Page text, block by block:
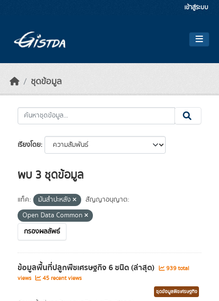
เข้าสู่ระบบ
ชุดข้อมูล
เรียงโดย
พบ 3 ชุดข้อมูล
แท็ค: มันสำปะหลัง
สัญญาอนุญาต:
Open Data Common
กรองผลลัพธ์
ข้อมูลพื้นที่ปลูกพืชเศรษฐกิจ 6 ชนิด (ล่าสุด)
939 total
views
45 recent views
ชุดข้อมูลพืชเศรษฐกิจ